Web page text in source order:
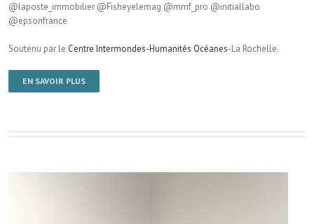
@laposte_immobilier @Fisheyelemag @mmf_pro @initiallabo
@epsonfrance
Soutenu par le Centre Intermondes-Humanités Océanes-La Rochelle.
EN SAVOIR PLUS